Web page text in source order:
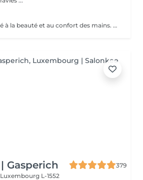
Un soin complet dédié à la beauté et au confort des mains. Le soin débute par une exfoliation douce afin d'affiner le grain de peau et révéler son éclat naturel. Les mains sont ensuite enveloppées dans un masque hydratant et nourrissant pour une action en profondeur. Pendant ce temps, les ongles sont soigneusement travaillés afin de leur redonner une forme nette et harmonieuse. Le soin se termine par un massage relaxant des mains, procurant une sensation immédiate de confort et de détente. Les mains sont plus douces, la peau nourrie et les ongles parfaitement soignés. Le vernis classique n'est pas proposé à l'institut. Si vous le souhaitez, nous pouvons toutefois réaliser la pose avec votre propre vernis en sélectionnant l'option correspondante.
Gasperich
379
Luxembourg L-1552